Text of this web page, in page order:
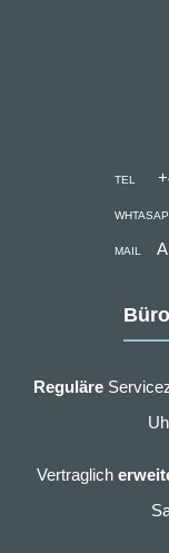
TEL
MAIL
Reguläre
Vertraglich